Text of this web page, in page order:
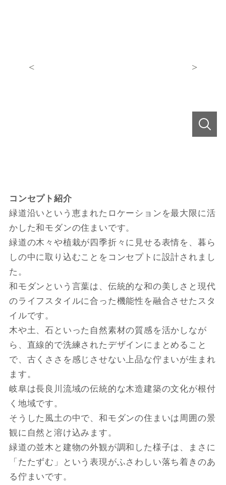
コンセプト紹介
緑道沿いという恵まれたロケーションを最大限に活
かした和モダンの住まいです。
緑道の木々や植栽が四季折々に見せる表情を、暮ら
しの中に取り込むことをコンセプトに設計されまし
た。
和モダンという言葉は、伝統的な和の美しさと現代
のライフスタイルに合った機能性を融合させたスタ
イルです。
木や土、石といった自然素材の質感を活かしなが
ら、直線的で洗練されたデザインにまとめること
で、古くささを感じさせない上品な佇まいが生まれ
ます。
岐阜は長良川流域の伝統的な木造建築の文化が根付
く地域です。
そうした風土の中で、和モダンの住まいは周囲の景
観に自然と溶け込みます。
緑道の並木と建物の外観が調和した様子は、まさに
「たたずむ」という表現がふさわしい落ち着きのあ
る佇まいです。